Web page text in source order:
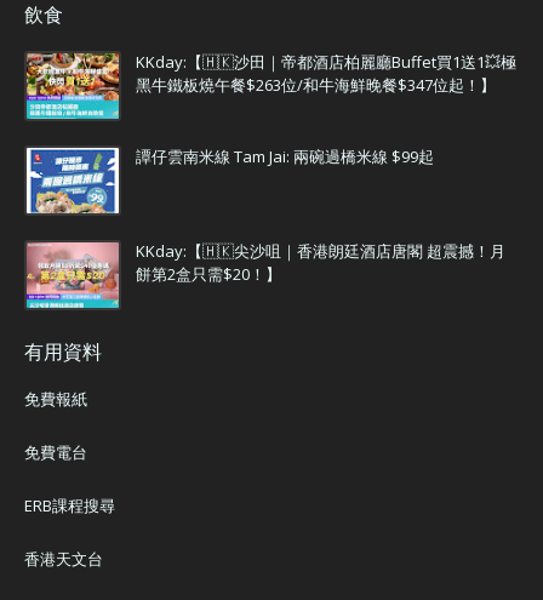
飲食
KKday:【🇭🇰沙田｜帝都酒店柏麗廳Buffet買1送1💥極
黑牛鐵板燒午餐$263位/和牛海鮮晚餐$347位起！】
譚仔雲南米線 Tam Jai: 兩碗過橋米線 $99起
KKday:【🇭🇰尖沙咀｜香港朗廷酒店唐閣 超震撼！月
餅第2盒只需$20！】
有用資料
免費報紙
免費電台
ERB課程搜尋
香港天文台